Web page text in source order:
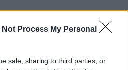
Not Process My Personal
sale, sharing to third parties, or